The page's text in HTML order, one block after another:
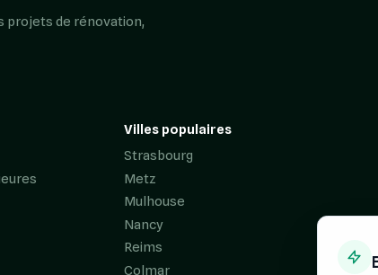
projets de rénovation,
Villes populaires
Strasbourg
Metz
Mulhouse
Nancy
Reims
Colmar